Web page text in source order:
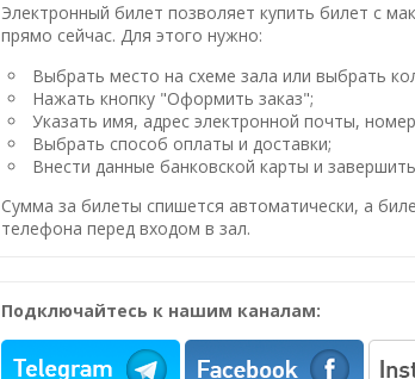
Электронный билет позволяет купить билет с
прямо сейчас. Для этого нужно:
Выбрать место на схеме зала или выбрать
Нажать кнопку "Оформить заказ";
Указать имя, адрес электронной почты,
Выбрать способ оплаты и доставки;
Внести данные банковской карты и завершить
Сумма за билеты спишется автоматически, а
телефона перед входом в зал.
Подключайтесь к нашим каналам: